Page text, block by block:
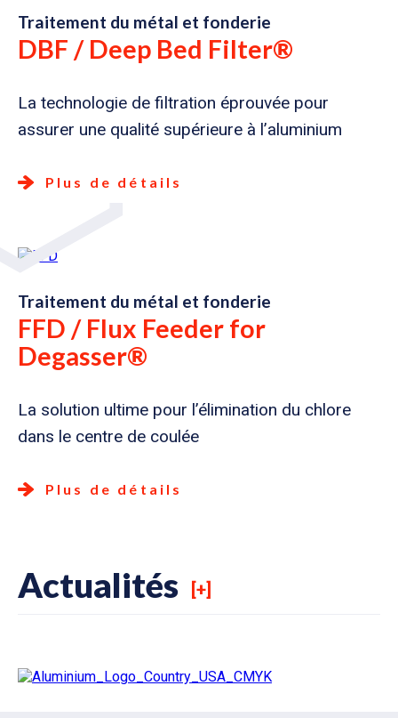
Traitement du métal et fonderie
DBF / Deep Bed Filter®
La technologie de filtration éprouvée pour
assurer une qualité supérieure à l’aluminium
Plus de détails
Traitement du métal et fonderie
FFD / Flux Feeder for
Degasser®
La solution ultime pour l’élimination du chlore
dans le centre de coulée
Plus de détails
Actualités [+]